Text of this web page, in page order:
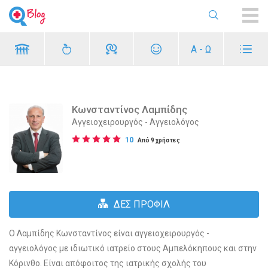
Α - Ω
Κωνσταντίνος Λαμπίδης
Αγγειοχειρουργός - Αγγειολόγος
10 Από 9 χρήστες
ΔΕΣ ΠΡΟΦΙΛ
Ο Λαμπίδης Κωνσταντίνος είναι αγγειοχειρουργός -
αγγειολόγος με ιδιωτικό ιατρείο στους Αμπελόκηπους και στην
Κόρινθο. Είναι απόφοιτος της ιατρικής σχολής του